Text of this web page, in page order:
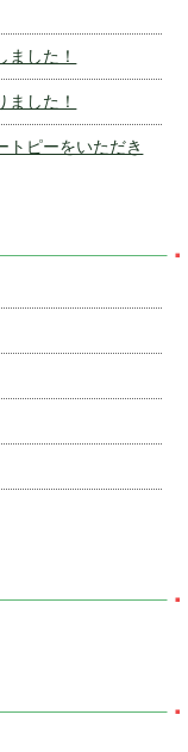
した！
した！
トピーをいただき